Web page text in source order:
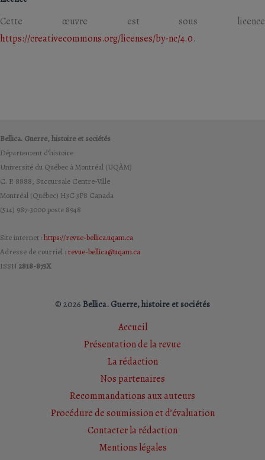
Cette œuvre est sous licence
https://creativecommons.org/licenses/by-nc/4.0.
Bellica. Guerre, histoire et sociétés
Département d’histoire
Université du Québec à Montréal (UQÀM)
C. P. 8888, Succursale Centre-Ville
Montréal (Québec) H3C 3P8 Canada
(514) 987-3000 poste 8948
Site internet :https://revue-bellica.uqam.ca
Adresse de courriel : revue-bellica@uqam.ca
ISSN 2818-873X
© 2026 Bellica. Guerre, histoire et sociétés
Accueil
Présentation de la revue
La rédaction
Nos partenaires
Recommandations aux auteurs
Procédure de soumission et d’évaluation
Contacter la rédaction
Mentions légales